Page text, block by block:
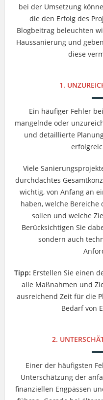
bei der Umsetzung
die den Erfolg des
Blogbeitrag beleuchten
Haussanierung und
diese
1.
Ein häufiger Fehler
mangelnde oder
und detaillierte
Viele
durchdachtes
wichtig, von Anfang an
haben, welche
sollen und welche
Berücksichtigen Sie
sondern auch
Tipp: Erstellen Sie einen
alle Maßnahmen und
ausreichend Zeit für die
Bedarf von
2.
Einer der häufigsten
Unterschätzung der
finanziellen Engpässen